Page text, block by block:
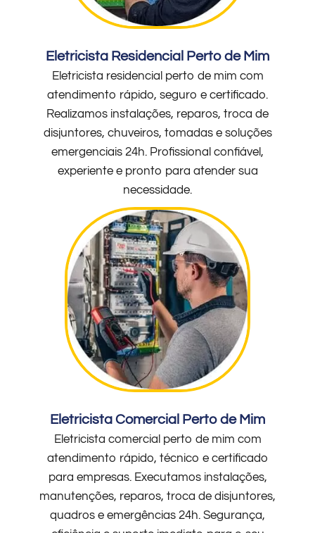
Eletricista Residencial Perto de Mim
Eletricista residencial perto de mim com
atendimento rápido, seguro e certificado.
Realizamos instalações, reparos, troca de
disjuntores, chuveiros, tomadas e soluções
emergenciais 24h. Profissional confiável,
experiente e pronto para atender sua
necessidade.
Eletricista Comercial Perto de Mim
Eletricista comercial perto de mim com
atendimento rápido, técnico e certificado
para empresas. Executamos instalações,
manutenções, reparos, troca de disjuntores,
quadros e emergências 24h. Segurança,